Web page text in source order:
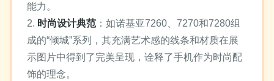
能力。
2. 时尚设计典范：如诺基亚7260、7270和7280组
成的“倾城”系列，其充满艺术感的线条和材质在展
示图片中得到了完美呈现，诠释了手机作为时尚配
饰的理念。